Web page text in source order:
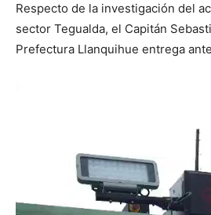
Respecto de la investigación del
sector Tegualda, el Capitán
Prefectura Llanquihue entrega